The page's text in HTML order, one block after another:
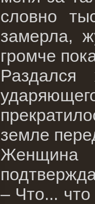
словно
замерла,
громче
земле
Женщина
– Что... что